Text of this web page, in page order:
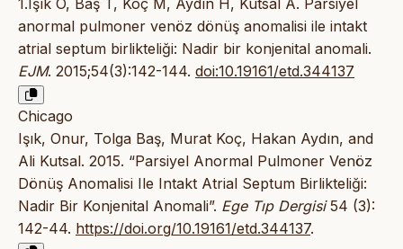
anormal pulmoner venöz dönüş anomalisi ile intakt
atrial septum birlikteliği: Nadir bir konjenital anomali.
EJM. 2015;54(3):142-144. doi:10.19161/etd.344137
Chicago
Işık, Onur, Tolga Baş, Murat Koç, Hakan Aydın, and
Ali Kutsal. 2015. “Parsiyel Anormal Pulmoner Venöz
Dönüş Anomalisi Ile Intakt Atrial Septum Birlikteliği:
Nadir Bir Konjenital Anomali”. Ege Tıp Dergisi54 (3):
142-44. https://doi.org/10.19161/etd.344137.